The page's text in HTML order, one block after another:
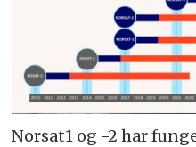
Norsat1 og -2 har